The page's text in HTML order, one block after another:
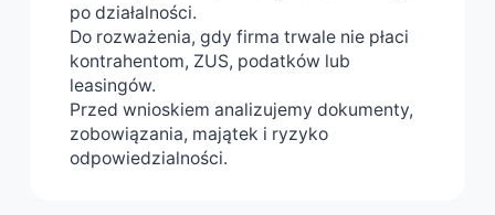
po działalności.
Do rozważenia, gdy firma trwale nie płaci
kontrahentom, ZUS, podatków lub
leasingów.
Przed wnioskiem analizujemy dokumenty,
zobowiązania, majątek i ryzyko
odpowiedzialności.